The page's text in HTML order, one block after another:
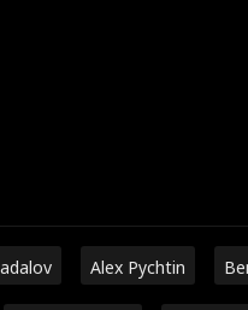
Alex Pychtin